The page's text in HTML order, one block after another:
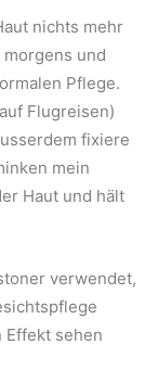
nichts mehr
morgens und
Pflege.
Flugreisen)
fixiere
mein
Haut und hält
verwendet,
Effekt sehen